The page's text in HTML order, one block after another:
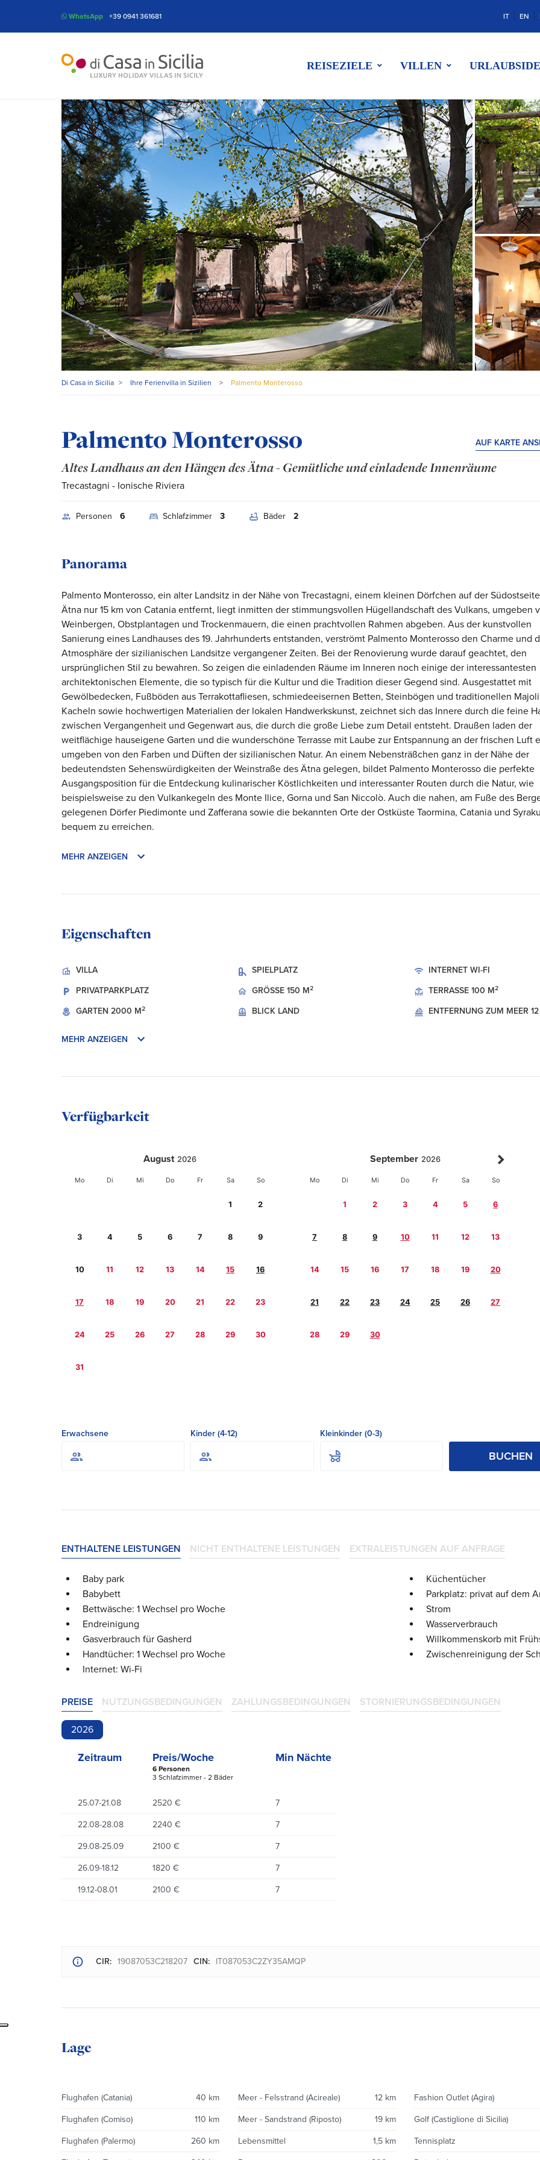
WhatsApp +39 0941 361681 IT EN
REISEZIELE VILLEN
Di Casa in Sicilia > Ihre Ferienvilla in Sizilien > Palmento Monterosso
Palmento Monterosso AUF KARTE
Altes Landhaus an den Hängen des Ätna - Gemütliche und einladende Innenräume
Trecastagni - Ionische Riviera
Personen 6 Schlafzimmer 3 Bäder 2
Panorama
Palmento Monterosso, ein alter Landsitz in der Nähe von Trecastagni, einem kleinen Dörfchen auf der
Ätna nur 15 km von Catania entfernt, liegt inmitten der stimmungsvollen Hügellandschaft des Vulkans, umgeben
Weinbergen, Obstplantagen und Trockenmauern, die einen prachtvollen Rahmen abgeben. Aus der kunstvollen
Sanierung eines Landhauses des 19. Jahrhunderts entstanden, verströmt Palmento Monterosso den Charme und
Atmosphäre der sizilianischen Landsitze vergangener Zeiten. Bei der Renovierung wurde darauf geachtet, den
ursprünglichen Stil zu bewahren. So zeigen die einladenden Räume im Inneren noch einige der interessantesten
architektonischen Elemente, die so typisch für die Kultur und die Tradition dieser Gegend sind. Ausgestattet mit
Gewölbedecken, Fußböden aus Terrakottafliesen, schmiedeeisernen Betten, Steinbögen und traditionellen
Kacheln sowie hochwertigen Materialien der lokalen Handwerkskunst, zeichnet sich das Innere durch die feine
zwischen Vergangenheit und Gegenwart aus, die durch die große Liebe zum Detail entsteht. Draußen laden der
weitflächige hauseigene Garten und die wunderschöne Terrasse mit Laube zur Entspannung an der frischen Luft
umgeben von den Farben und Düften der sizilianischen Natur. An einem Nebensträßchen ganz in der Nähe der
bedeutendsten Sehenswürdigkeiten der Weinstraße des Ätna gelegen, bildet Palmento Monterosso die perfekte
Ausgangsposition für die Entdeckung kulinarischer Köstlichkeiten und interessanter Routen durch die Natur, wie
beispielsweise zu den Vulkankegeln des Monte Ilice, Gorna und San Niccolò. Auch die nahen, am Fuße des
gelegenen Dörfer Piedimonte und Zafferana sowie die bekannten Orte der Ostküste Taormina, Catania und
bequem zu erreichen.
MEHR ANZEIGEN
Eigenschaften
VILLA SPIELPLATZ INTERNET WI-FI
PRIVATPARKPLATZ
GRÖSSE 150 M2 TERRASSE 100 M2
GARTEN 2000 M2 BLICK LAND ENTFERNUNG ZUM MEER
MEHR ANZEIGEN
Verfügbarkeit
August 2026
Mo Di Mi Do Fr Sa So
1 2
3 4 5 6 7 8 9
10 11 12 13 14 15 16
17 18 19 20 21 22 23
24 25 26 27 28 29 30
31
September 2026
Mo Di Mi Do Fr Sa So
1 2 3 4 5 6
7 8 9 10 11 12 13
14 15 16 17 18 19 20
21 22 23 24 25 26 27
28 29 30
Erwachsene Kinder (4-12) Kleinkinder (0-3)
BUCHEN
ENTHALTENE LEISTUNGEN NICHT ENTHALTENE LEISTUNGEN EXTRALEISTUNGEN AUF ANFRAGE
Baby park
Babybett
Bettwäsche: 1 Wechsel pro Woche
Endreinigung
Gasverbrauch für Gasherd
Handtücher: 1 Wechsel pro Woche
Internet: Wi-Fi
Küchentücher
Parkplatz: privat auf dem
Strom
Wasserverbrauch
Willkommenskorb mit
Zwischenreinigung der
PREISE NUTZUNGSBEDINGUNGEN ZAHLUNGSBEDINGUNGEN STORNIERUNGSBEDINGUNGEN
2026
Zeitraum Preis/Woche
6 Personen
3 Schlafzimmer - 2 Bäder
Min Nächte
25.07-21.08 2520 € 7
22.08-28.08 2240 € 7
29.08-25.09 2100 € 7
26.09-18.12 1820 € 7
19.12-08.01 2100 € 7
CIR: 19087053C218207 CIN: IT087053C2ZY35AMQP
Lage
Flughafen (Catania) 40 km
Flughafen (Comiso) 110 km
Flughafen (Palermo) 260 km
Meer - Felsstrand (Acireale) 12 km
Meer - Sandstrand (Riposto) 19 km
Lebensmittel 1,5 km
Fashion Outlet (Agira)
Golf (Castiglione di Sicilia)
Tennisplatz